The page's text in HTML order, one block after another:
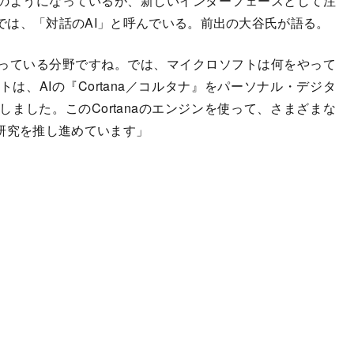
、「対話のAI」と呼んでいる。前出の大谷氏が語る。
ている分野ですね。では、マイクロソフトは何をやって
は、AIの『Cortana／コルタナ』をパーソナル・デジタ
ました。このCortanaのエンジンを使って、さまざまな
を推し進めています」